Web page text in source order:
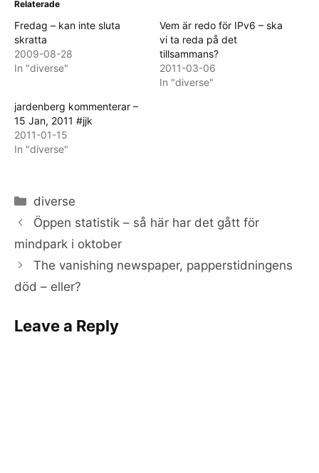
Relaterade
Fredag – kan inte sluta
skratta
2009-08-28
In "diverse"
Vem är redo för IPv6 – ska
vi ta reda på det
tillsammans?
2011-03-06
In "diverse"
jardenberg kommenterar –
15 Jan, 2011 #jjk
2011-01-15
In "diverse"
Categories
diverse
Öppen statistik – så här har det gått för
mindpark i oktober
The vanishing newspaper, papperstidningens
död – eller?
Leave a Reply